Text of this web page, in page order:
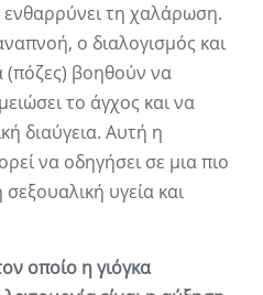
τη χαλάρωση.
ο διαλογισμός και
(πόζες) βοηθούν να
το άγχος και να
διαύγεια. Αυτή η
να οδηγήσει σε μια πιο
υγεία και
οποίο η γιόγκα